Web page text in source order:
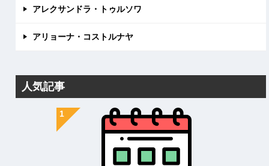
アレクサンドラ・トゥルソワ
アリョーナ・コストルナヤ
人気記事